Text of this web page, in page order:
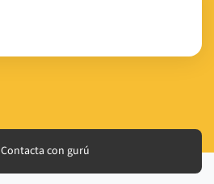
Contacta con gurú